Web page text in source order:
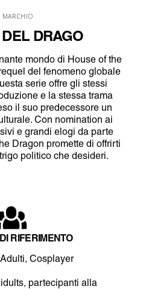
MARCHIO
DRAGO
mondo di House of the
del fenomeno globale
serie offre gli stessi
e la stessa trama
il suo predecessore un
Con nomination ai
e grandi elogi da parte
Dragon promette di offrirti
politico che desideri.
RIFERIMENTO
Cosplayer
partecipanti alla